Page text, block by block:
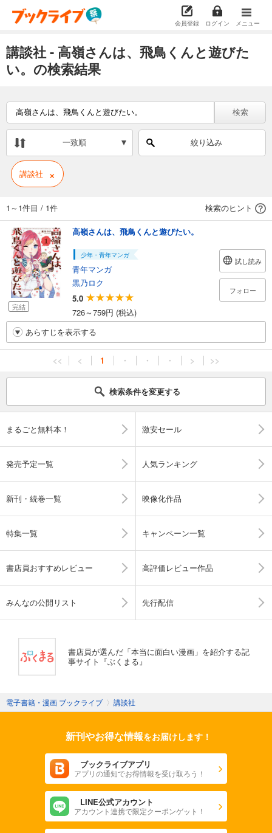
会員登録 ログイン メニュー
講談社 - 高嶺さんは、飛鳥くんと遊びた
い。の検索結果
検索
一致順 絞り込み
講談社 ×
1～1件目 / 1件 検索のヒント
完結
高嶺さんは、飛鳥くんと遊びたい。
少年・青年マンガ
青年マンガ
黒乃ロク
5.0
726～759円 (税込)
試し読み
フォロー
あらすじを表示する
<< < 1 ・ ・ ・ > >>
検索条件を変更する
まるごと無料本！ 激安セール
発売予定一覧 人気ランキング
新刊・続巻一覧 映像化作品
特集一覧 キャンペーン一覧
書店員おすすめレビュー 高評価レビュー作品
みんなの公開リスト 先行配信
書店員が選んだ「本当に面白い漫画」を紹介する記
事サイト『ぶくまる』
電子書籍・漫画 ブックライブ 〉 講談社
新刊やお得な情報をお届けします！
ブックライブアプリ
アプリの通知でお得情報を受け取ろう！
LINE公式アカウント
アカウント連携で限定クーポンゲット！